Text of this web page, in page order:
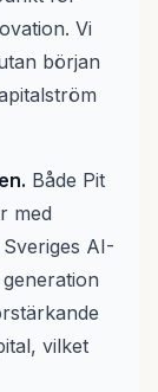
Vi
början
Både Pit
med
AI-
vilket